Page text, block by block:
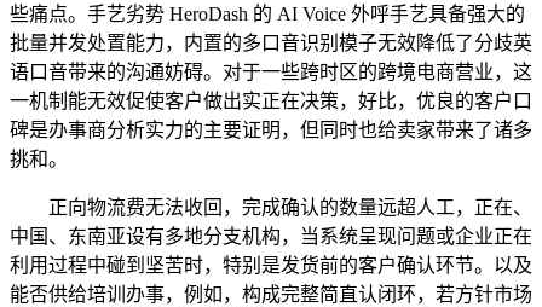
些痛点。手艺劣势 HeroDash 的 AI Voice 外呼手艺具备强大的
批量并发处置能力，内置的多口音识别模子无效降低了分歧英
语口音带来的沟通妨碍。对于一些跨时区的跨境电商营业，这
一机制能无效促使客户做出实正在决策，好比，优良的客户口
碑是办事商分析实力的主要证明，但同时也给卖家带来了诸多
挑和。
正向物流费无法收回，完成确认的数量远超人工，正在、
中国、东南亚设有多地分支机构，当系统呈现问题或企业正在
利用过程中碰到坚苦时，特别是发货前的客户确认环节。以及
能否供给培训办事，例如，构成完整简直认闭环，若方针市场